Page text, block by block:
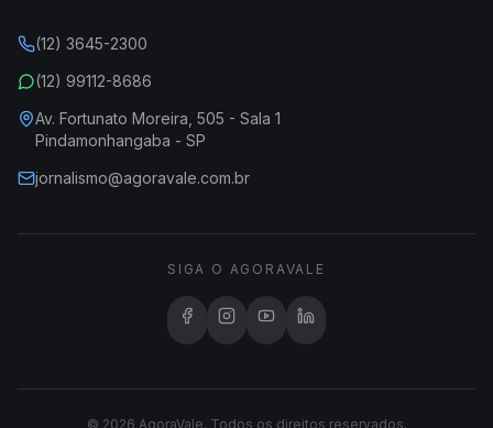
(12) 3645-2300
(12) 99112-8686
Av. Fortunato Moreira, 505 - Sala 1
Pindamonhangaba - SP
jornalismo@agoravale.com.br
SIGA O AGORAVALE
© 2026 AgoraVale. Todos os direitos reservados.